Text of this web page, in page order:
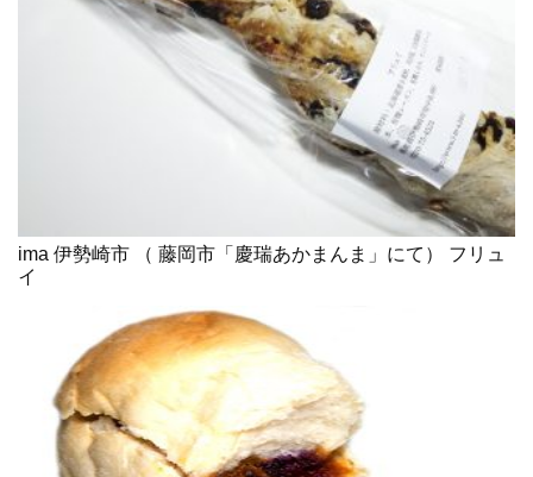
ima 伊勢崎市 （ 藤岡市「慶瑞あかまんま」にて） フリュ
イ